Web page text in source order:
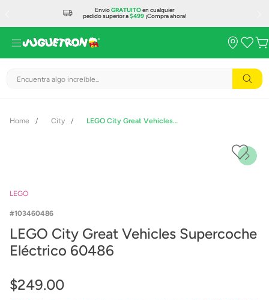
EnvíoGRATUITOen cualquier
pedido superior a$499¡Compra ahora!
Encuentra algo increíble...
City LEGO City Great Vehicles Supercoche Eléctrico 60486
LEGO
103460486
LEGO City Great Vehicles Supercoche
Eléctrico 60486
$249.00